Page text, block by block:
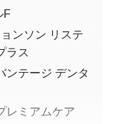
F
ンソン リステ
ラス
ンテージ デンタ
レミアムケア